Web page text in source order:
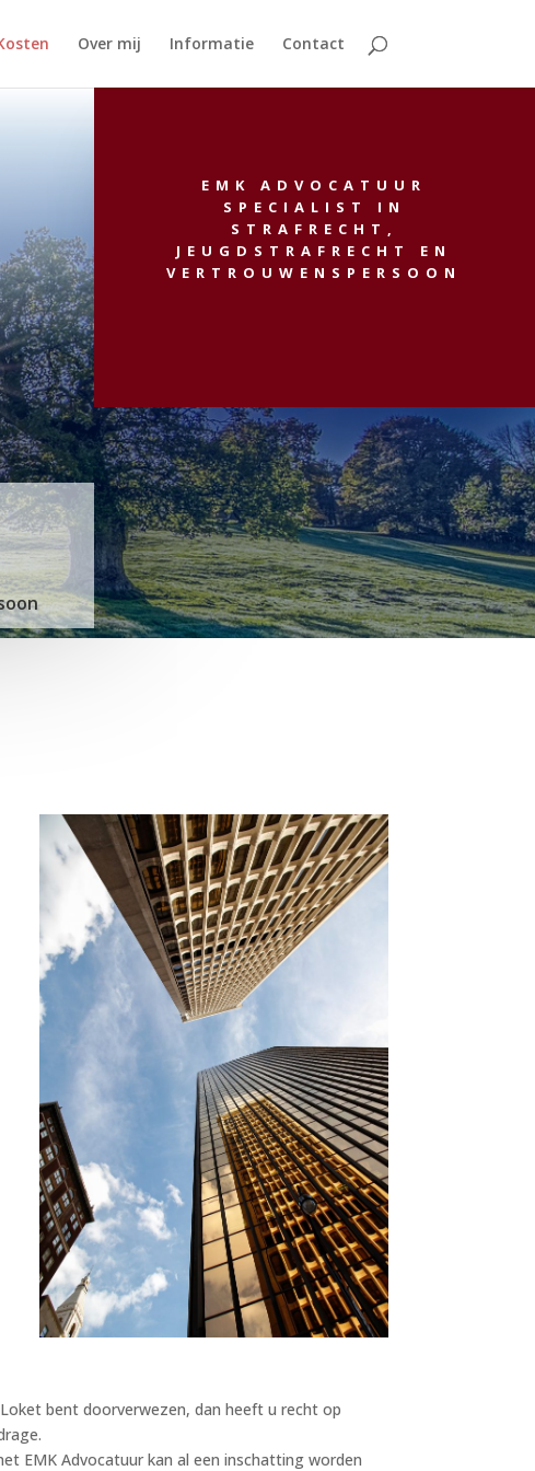
Over mij Informatie Contact
EMK ADVOCATUUR
SPECIALIST IN
STRAFRECHT,
JEUGDSTRAFRECHT EN
VERTROUWENSPERSOON
bent doorverwezen, dan heeft u recht op
EMK Advocatuur kan al een inschatting worden